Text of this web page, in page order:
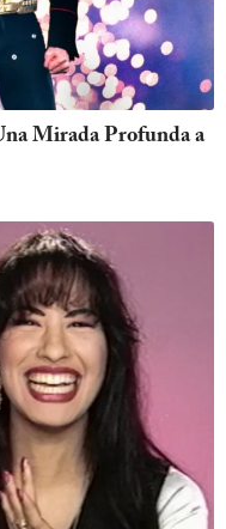
Mirada Profunda a